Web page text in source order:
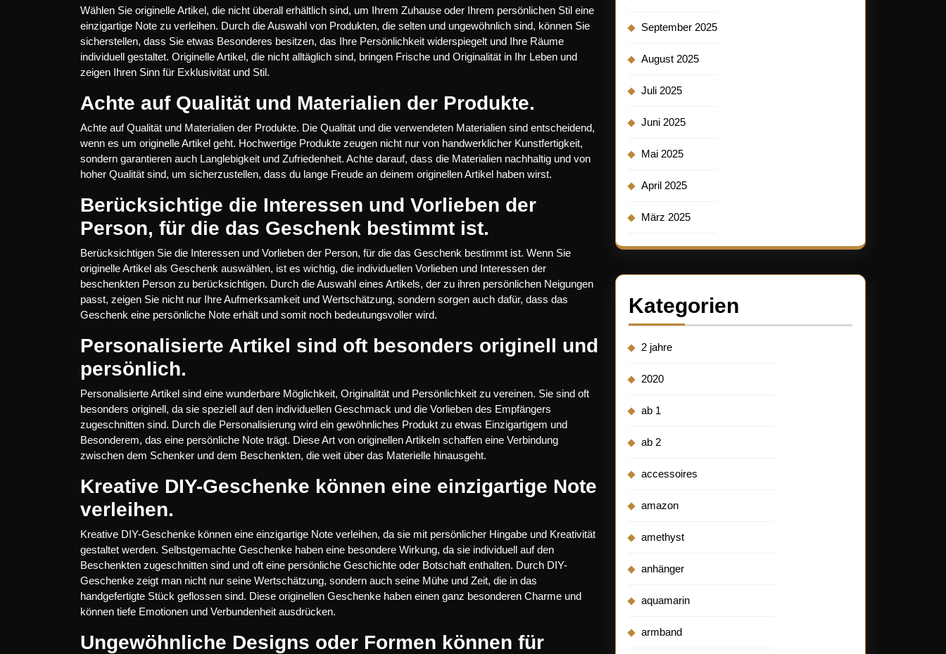
Wählen Sie originelle Artikel, die nicht überall erhältlich sind, um Ihrem Zuhause oder Ihrem persönlichen Stil eine
einzigartige Note zu verleihen. Durch die Auswahl von Produkten, die selten und ungewöhnlich sind, können Sie
sicherstellen, dass Sie etwas Besonderes besitzen, das Ihre Persönlichkeit widerspiegelt und Ihre Räume
individuell gestaltet. Originelle Artikel, die nicht alltäglich sind, bringen Frische und Originalität in Ihr Leben und
zeigen Ihren Sinn für Exklusivität und Stil.
Achte auf Qualität und Materialien der Produkte.
Achte auf Qualität und Materialien der Produkte. Die Qualität und die verwendeten Materialien sind entscheidend,
wenn es um originelle Artikel geht. Hochwertige Produkte zeugen nicht nur von handwerklicher Kunstfertigkeit,
sondern garantieren auch Langlebigkeit und Zufriedenheit. Achte darauf, dass die Materialien nachhaltig und von
hoher Qualität sind, um sicherzustellen, dass du lange Freude an deinem originellen Artikel haben wirst.
Berücksichtige die Interessen und Vorlieben der
Person, für die das Geschenk bestimmt ist.
Berücksichtigen Sie die Interessen und Vorlieben der Person, für die das Geschenk bestimmt ist. Wenn Sie
originelle Artikel als Geschenk auswählen, ist es wichtig, die individuellen Vorlieben und Interessen der
beschenkten Person zu berücksichtigen. Durch die Auswahl eines Artikels, der zu ihren persönlichen Neigungen
passt, zeigen Sie nicht nur Ihre Aufmerksamkeit und Wertschätzung, sondern sorgen auch dafür, dass das
Geschenk eine persönliche Note erhält und somit noch bedeutungsvoller wird.
Personalisierte Artikel sind oft besonders originell und
persönlich.
Personalisierte Artikel sind eine wunderbare Möglichkeit, Originalität und Persönlichkeit zu vereinen. Sie sind oft
besonders originell, da sie speziell auf den individuellen Geschmack und die Vorlieben des Empfängers
zugeschnitten sind. Durch die Personalisierung wird ein gewöhnliches Produkt zu etwas Einzigartigem und
Besonderem, das eine persönliche Note trägt. Diese Art von originellen Artikeln schaffen eine Verbindung
zwischen dem Schenker und dem Beschenkten, die weit über das Materielle hinausgeht.
Kreative DIY-Geschenke können eine einzigartige Note
verleihen.
Kreative DIY-Geschenke können eine einzigartige Note verleihen, da sie mit persönlicher Hingabe und Kreativität
gestaltet werden. Selbstgemachte Geschenke haben eine besondere Wirkung, da sie individuell auf den
Beschenkten zugeschnitten sind und oft eine persönliche Geschichte oder Botschaft enthalten. Durch DIY-
Geschenke zeigt man nicht nur seine Wertschätzung, sondern auch seine Mühe und Zeit, die in das
handgefertigte Stück geflossen sind. Diese originellen Geschenke haben einen ganz besonderen Charme und
können tiefe Emotionen und Verbundenheit ausdrücken.
Ungewöhnliche Designs oder Formen können für
September 2025
August 2025
Juli 2025
Juni 2025
Mai 2025
April 2025
März 2025
Kategorien
2 jahre
2020
ab 1
ab 2
accessoires
amazon
amethyst
anhänger
aquamarin
armband